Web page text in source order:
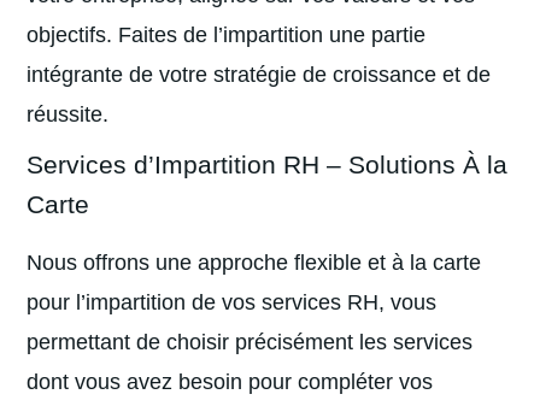
objectifs. Faites de l’impartition une partie
intégrante de votre stratégie de croissance et de
réussite.
Services d’Impartition RH – Solutions À la
Carte
Nous offrons une approche flexible et à la carte
pour l’impartition de vos services RH, vous
permettant de choisir précisément les services
dont vous avez besoin pour compléter vos